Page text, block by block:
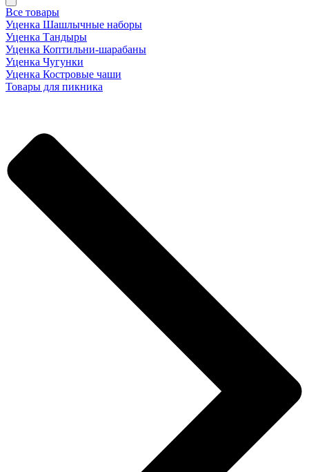
Все товары
Уценка Шашлычные наборы
Уценка Тандыры
Уценка Коптильни-шарабаны
Уценка Чугунки
Уценка Костровые чаши
Товары для пикника